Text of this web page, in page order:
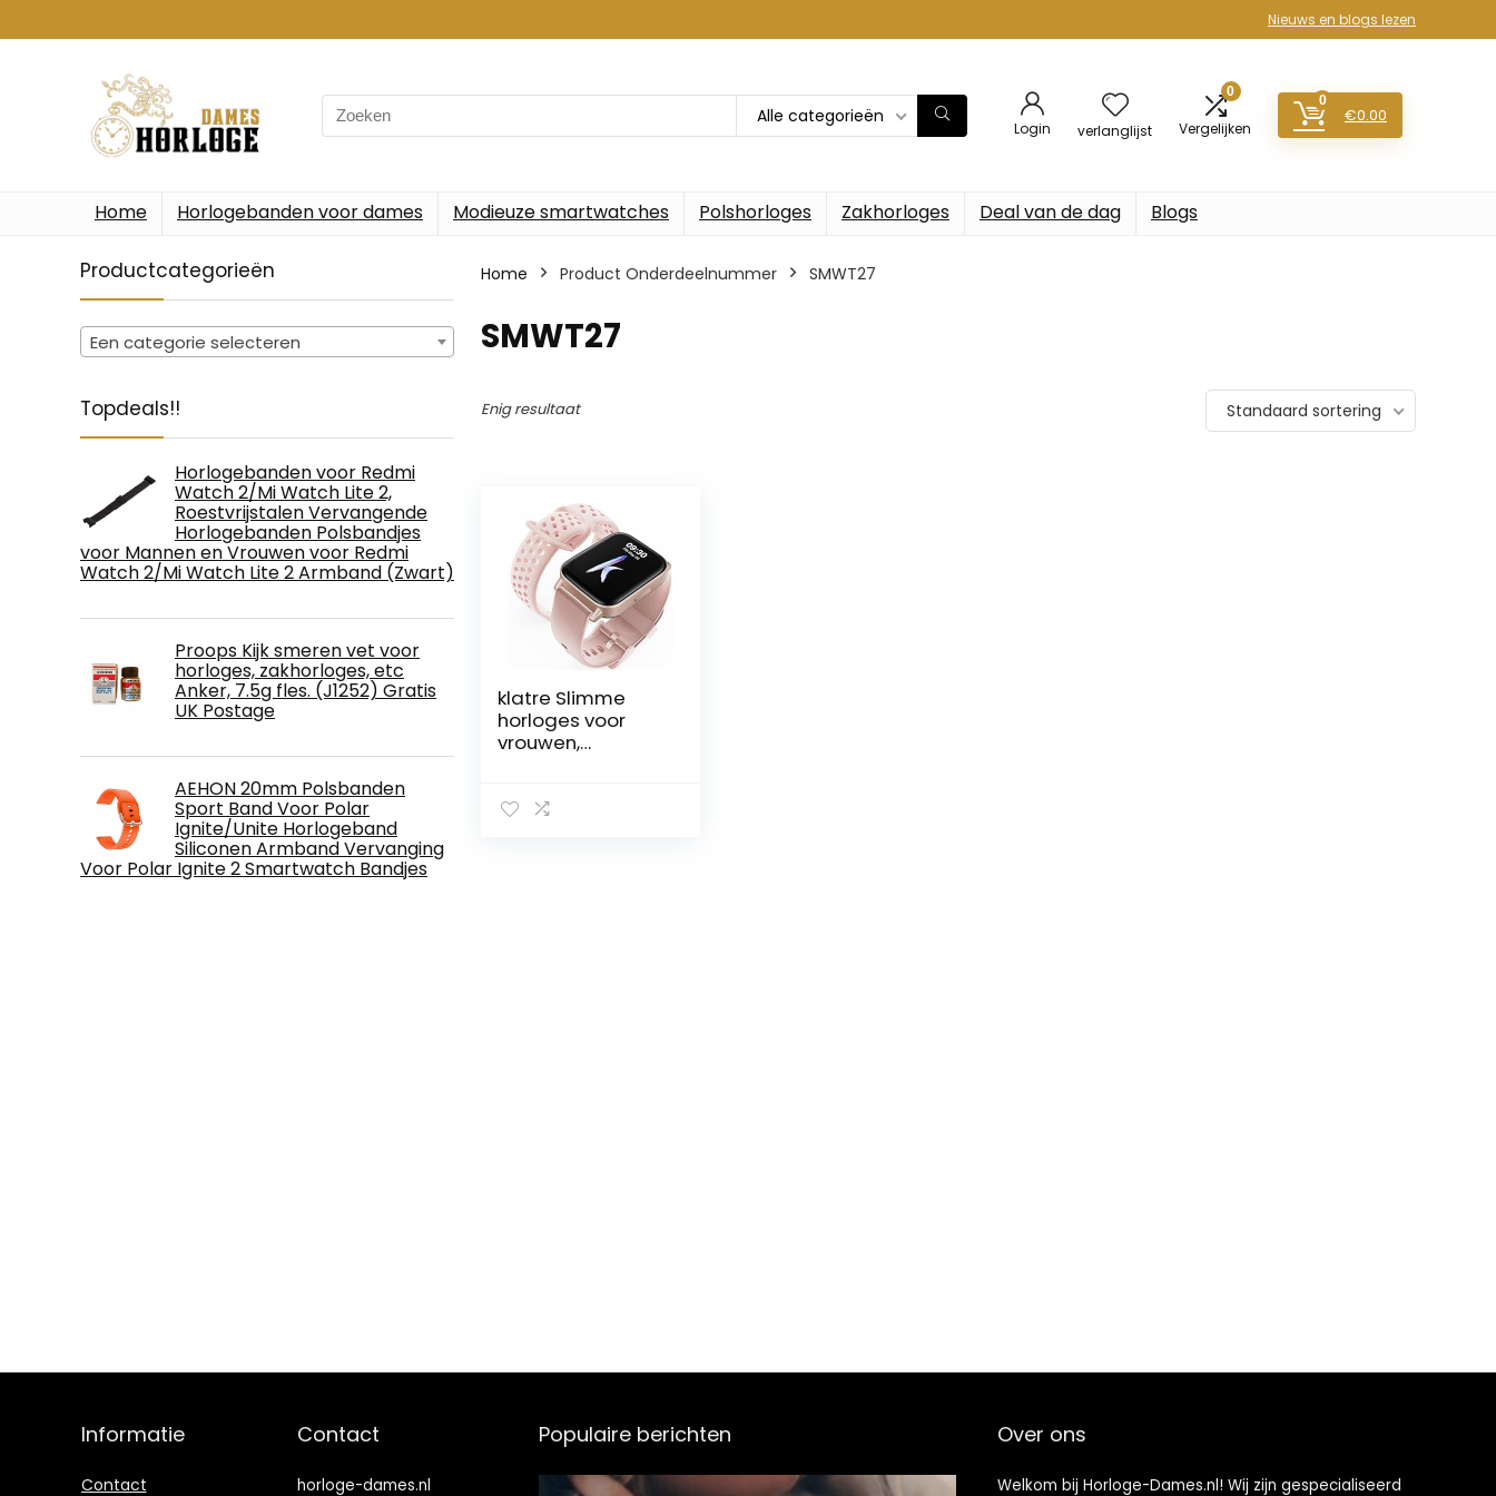
Nieuws en blogs lezen
Search
for:
Alle categorieën
Login verlanglijst
0
Vergelijken
0
€0.00
Home Horlogebanden voor dames Modieuze smartwatches Polshorloges Zakhorloges Deal van de dag Blogs
Productcategorieën
Een categorie selecteren
Topdeals!!
Horlogebanden voor Redmi
Watch 2/Mi Watch Lite 2,
Roestvrijstalen Vervangende
Horlogebanden Polsbandjes
voor Mannen en Vrouwen voor Redmi
Watch 2/Mi Watch Lite 2 Armband (Zwart)
Proops Kijk smeren vet voor
horloges, zakhorloges, etc
Anker, 7.5g fles. (J1252) Gratis
UK Postage
AEHON 20mm Polsbanden
Sport Band Voor Polar
Ignite/Unite Horlogeband
Siliconen Armband Vervanging
Voor Polar Ignite 2 Smartwatch Bandjes
Home Product Onderdeelnummer ‎SMWT27
‎SMWT27
Enig resultaat Standaard sortering
klatre Slimme
horloges voor
vrouwen,
ingebouwde
Informatie
Contact
Contact
horloge-dames.nl
Populaire berichten Over ons
Welkom bij Horloge-Dames.nl! Wij zijn gespecialiseerd